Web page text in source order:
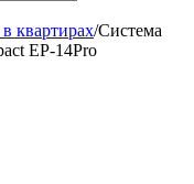
квартирах/Система
EP-14Pro